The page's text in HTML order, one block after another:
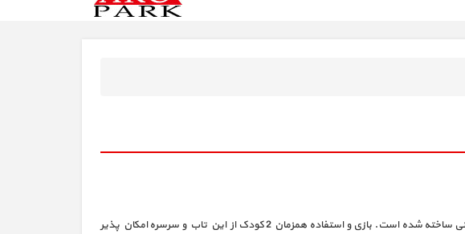
این محصول به نام تاب و سرسره خوک نیز شناخته می شود. سرسره 3 پله این محصول از جنس پلاستیک مقاوم و بهداشتی ساخته شده است. بازی و استفاده همزمان 2 کودک از این تاب و سرسره امکان پذیر